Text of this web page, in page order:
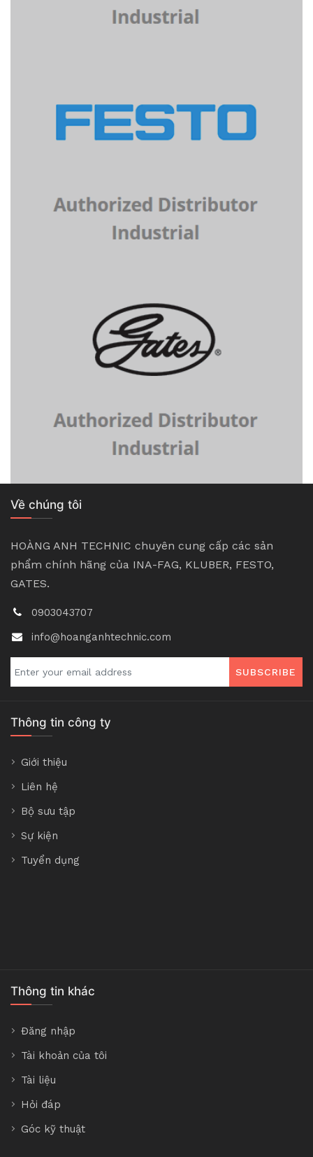
Về chúng tôi
HOÀNG ANH TECHNIC chuyên cung cấp các sản
phẩm chính hãng của INA-FAG, KLUBER, FESTO,
GATES.
0903043707
info@hoanganhtechnic.com
SUBSCRIBE
Thông tin công ty
Giới thiệu
Liên hệ
Bộ sưu tập
Sự kiện
Tuyển dụng
Thông tin khác
Đăng nhập
Tài khoản của tôi
Tài liệu
Hỏi đáp
Góc kỹ thuật